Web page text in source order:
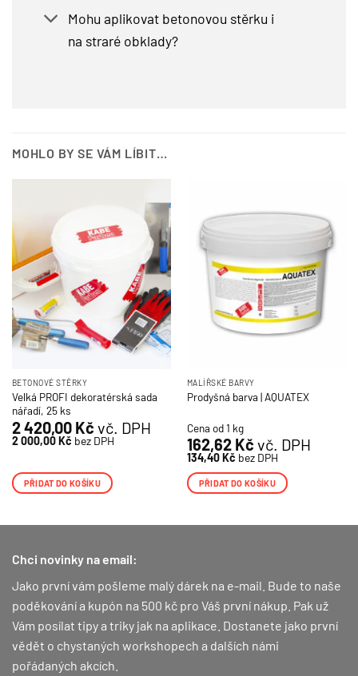
Mohu aplikovat betonovou stěrku i
na straré obklady?
MOHLO BY SE VÁM LÍBIT…
BETONOVÉ STĚRKY
Velká PROFI dekoratérská sada
nářadí, 25 ks
2 420,00 Kč vč. DPH
2 000,00Kč bez DPH
PŘIDAT DO KOŠÍKU
MALÍŘSKÉ BARVY
Prodyšná barva | AQUATEX
Cena od 1 kg
162,62 Kč vč. DPH
134,40Kč bez DPH
PŘIDAT DO KOŠÍKU
Chci novinky na email:
Jako první vám pošleme malý dárek na e-mail. Bude to naše
poděkování a kupón na 500 kč pro Váš první nákup. Pak už
Vám posílat tipy a triky jak na aplikace. Dostanete jako první
vědět o chystaných workshopech a dalších námi
pořádaných akcích.